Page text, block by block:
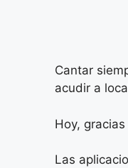
Cantar
acudir a
Hoy,
Las